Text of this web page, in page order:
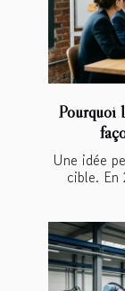
Pourquoi
Une idée
cible. En